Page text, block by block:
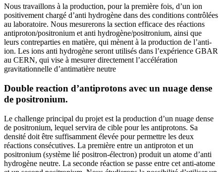
Nous travaillons à la production, pour la première fois, d’un ion
positivement chargé d’anti hydrogène dans des conditions contrôlées
au laboratoire. Nous mesurerons la section efficace des réactions
antiproton/positronium et anti hydrogène/positronium, ainsi que
leurs contreparties en matière, qui mènent à la production de l’anti-
ion. Les ions anti hydrogène seront utilisés dans l’expérience GBAR
au CERN, qui vise à mesurer directement l’accélération
gravitationnelle d’antimatière neutre
Double reaction d’antiprotons avec un nuage dense
de positronium.
Le challenge principal du projet est la production d’un nuage dense
de positronium, lequel servira de cible pour les antiprotons. Sa
densité doit être suffisamment élevée pour permettre les deux
réactions consécutives. La première entre un antiproton et un
positronium (système lié positron-électron) produit un atome d’anti
hydrogène neutre. La seconde réaction se passe entre cet anti-atome